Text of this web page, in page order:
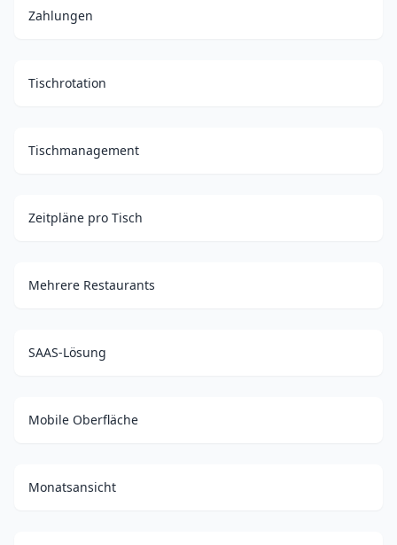
Zahlungen
Tischrotation
Tischmanagement
Zeitpläne pro Tisch
Mehrere Restaurants
SAAS-Lösung
Mobile Oberfläche
Monatsansicht